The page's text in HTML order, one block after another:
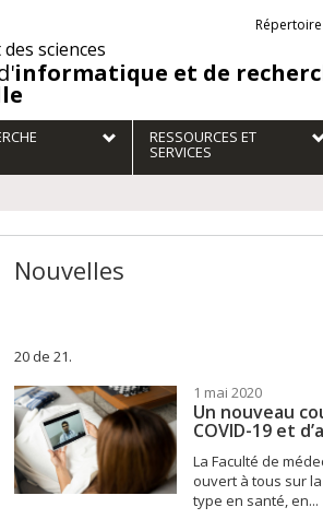
sciences
informatique et de
Liens
externes
Répertoire
RESSOURCES ET
SERVICES
Nouvelles
20 de 21.
1 mai 2020
Un nouveau
COVID-19 et
La Faculté de
ouvert à tous sur la
type en santé, en...